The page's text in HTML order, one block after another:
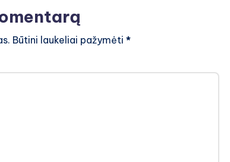
Būtini laukeliai pažymėti *